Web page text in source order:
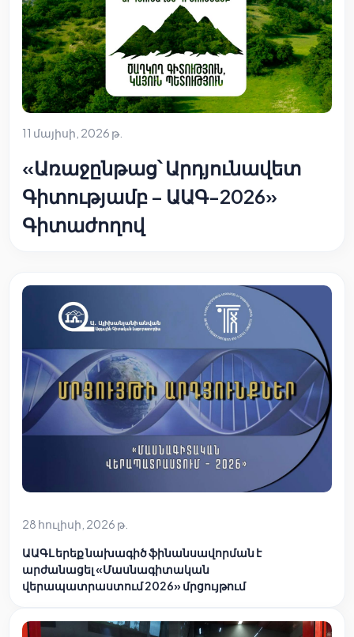
11 մայիսի, 2026 թ.
«Առաջընթաց՝ Արդյունավետ
Գիտությամբ – ԱԱԳ-2026»
Գիտաժողով
28 հուլիսի, 2026 թ.
ԱԱԳԼ երեք նախագիծ ֆինանսավորման է
արժանացել «Մասնագիտական
վերապատրաստում 2026» մրցույթում